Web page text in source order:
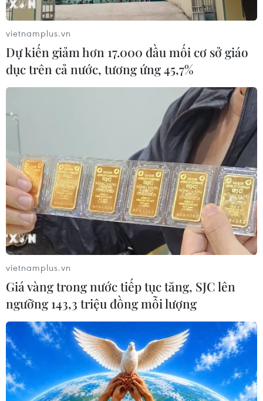
Ngoại trưởng Nga-Mỹ thảo luận về triển
vọng giải quyết xung đột ở Ukraine
01/06/2025 22:56
Ngoại trưởng Mỹ nhắc lại lời kêu gọi của Tổng thống
Donald Trump về việc tiếp tục đàm phán trực tiếp giữa
Nga và Ukraine để đạt được “một nền hòa bình lâu
dài.”
vietnamplus.vn
Dự kiến giảm hơn 17.000 đầu mối cơ sở giáo
dục trên cả nước, tương ứng 45,7%
vietnamplus.vn
Giá vàng trong nước tiếp tục tăng, SJC lên
ngưỡng 143,3 triệu đồng mỗi lượng